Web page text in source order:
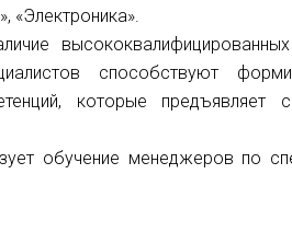
«Электроника».
способствуют
которые предъявляет
обучение менеджеров по